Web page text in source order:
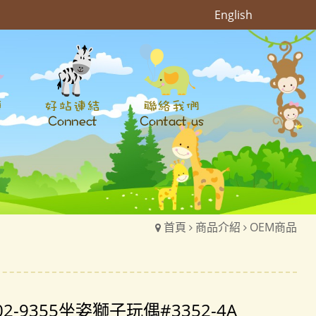
English
首頁 商品介紹 OEM商品
9355坐姿獅子玩偶#3352-4A